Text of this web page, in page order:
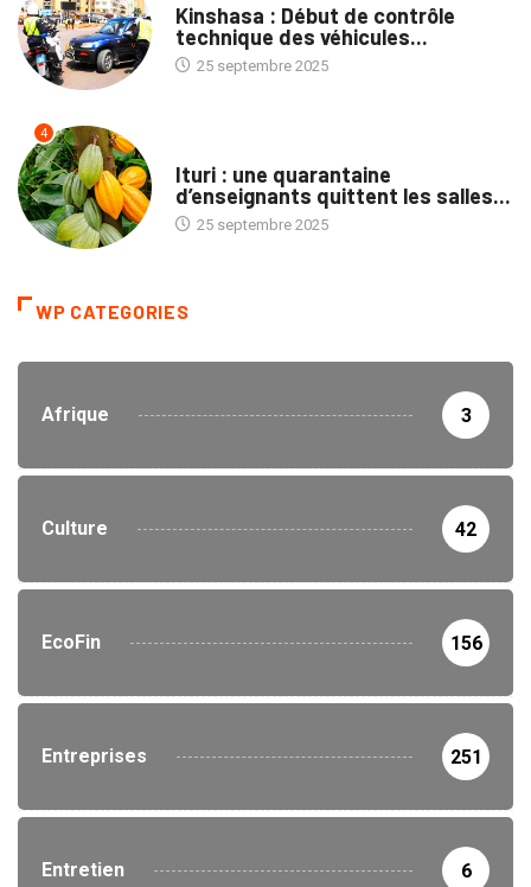
Kinshasa : Début de contrôle
technique des véhicules...
25 septembre 2025
4
Ituri : une quarantaine
d’enseignants quittent les salles...
25 septembre 2025
WP CATEGORIES
Afrique 3
Culture 42
EcoFin 156
Entreprises 251
Entretien 6